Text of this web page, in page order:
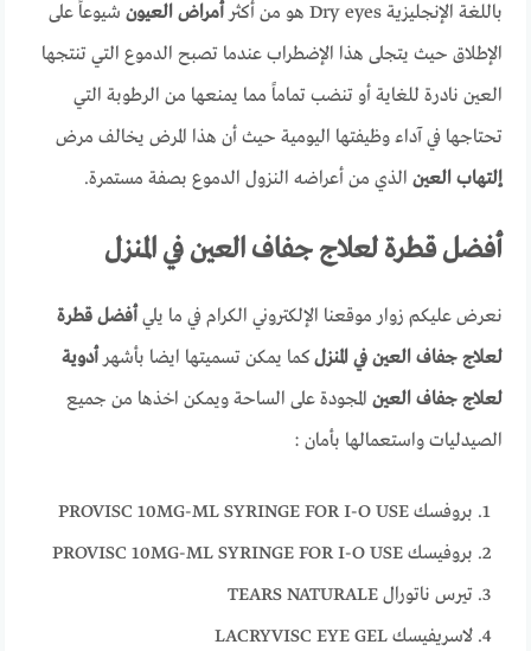
باللغة الإنجليزية Dry eyes هو من أكثر
أمراض العيون شيوعاً على
الإطلاق حيث يتجلى هذا الإضطراب عندما تصبح الدموع التي تنتجها
العين نادرة للغاية أو تنضب تماماً مما يمنعها من الرطوبة التي
تحتاجها في آداء وظيفتها اليومية حيث أن هذا المرض يخالف مرض
إلتهاب العين الذي من أعراضه النزول الدموع بصفة مستمرة.
أفضل قطرة لعلاج جفاف العين في المنزل
نعرض عليكم زوار موقعنا الإلكتروني الكرام في ما يليأفضل قطرة
لعلاج جفاف العين في المنزلكما يمكن تسميتها ايضا بأشهرأدوية
لعلاج جفاف العين المجودة على الساحة ويمكن اخذها من جميع
الصيدليات واستعمالها بأمان :
بروفسك PROVISC 10MG-ML SYRINGE FOR I-O USE
بروفيسك PROVISC 10MG-ML SYRINGE FOR I-O USE
تيرس ناتورال TEARS NATURALE
لاسريفيسك LACRYVISC EYE GEL